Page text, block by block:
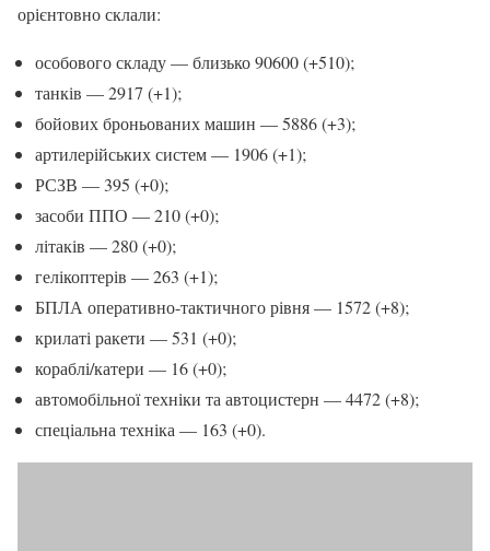
орієнтовно склали:
особового складу — близько 90600 (+510);
танків — 2917 (+1);
бойових броньованих машин — 5886 (+3);
артилерійських систем — 1906 (+1);
РСЗВ — 395 (+0);
засоби ППО — 210 (+0);
літаків — 280 (+0);
гелікоптерів — 263 (+1);
БПЛА оперативно-тактичного рівня — 1572 (+8);
крилаті ракети — 531 (+0);
кораблі/катери — 16 (+0);
автомобільної техніки та автоцистерн — 4472 (+8);
спеціальна техніка — 163 (+0).